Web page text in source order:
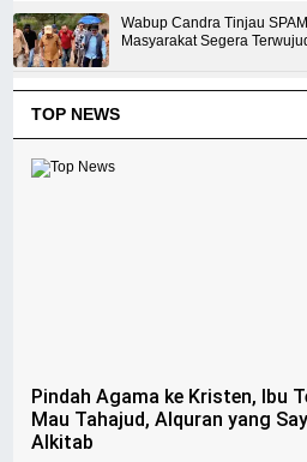
Wabup Candra Tinjau
Masyarakat Segera
TOP NEWS
Pindah Agama ke Kristen, Ibu
Mau Tahajud, Alquran yang
Alkitab